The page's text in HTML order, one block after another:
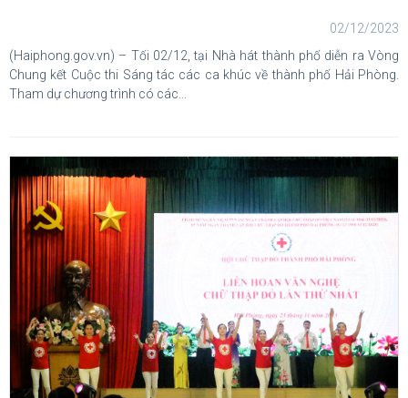
02/12/2023
(Haiphong.gov.vn) – Tối 02/12, tại Nhà hát thành phố diễn ra Vòng
Chung kết Cuộc thi Sáng tác các ca khúc về thành phố Hải Phòng.
Tham dự chương trình có các...